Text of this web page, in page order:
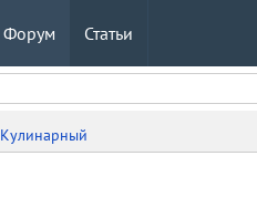
Форум Статьи
Кулинарный